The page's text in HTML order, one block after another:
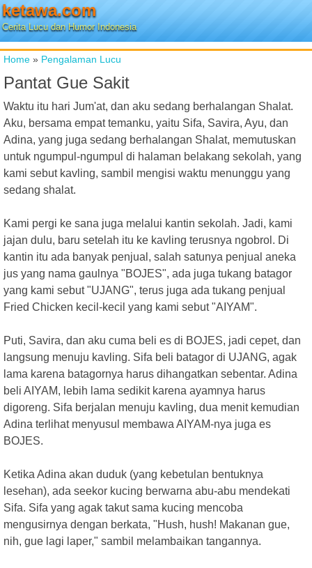
ketawa.com
Cerita Lucu dan Humor Indonesia
Home » Pengalaman Lucu
Pantat Gue Sakit
Waktu itu hari Jum'at, dan aku sedang berhalangan Shalat.
Aku, bersama empat temanku, yaitu Sifa, Savira, Ayu, dan
Adina, yang juga sedang berhalangan Shalat, memutuskan
untuk ngumpul-ngumpul di halaman belakang sekolah, yang
kami sebut kavling, sambil mengisi waktu menunggu yang
sedang shalat.
Kami pergi ke sana juga melalui kantin sekolah. Jadi, kami
jajan dulu, baru setelah itu ke kavling terusnya ngobrol. Di
kantin itu ada banyak penjual, salah satunya penjual aneka
jus yang nama gaulnya "BOJES", ada juga tukang batagor
yang kami sebut "UJANG", terus juga ada tukang penjual
Fried Chicken kecil-kecil yang kami sebut "AIYAM".
Puti, Savira, dan aku cuma beli es di BOJES, jadi cepet, dan
langsung menuju kavling. Sifa beli batagor di UJANG, agak
lama karena batagornya harus dihangatkan sebentar. Adina
beli AIYAM, lebih lama sedikit karena ayamnya harus
digoreng. Sifa berjalan menuju kavling, dua menit kemudian
Adina terlihat menyusul membawa AIYAM-nya juga es
BOJES.
Ketika Adina akan duduk (yang kebetulan bentuknya
lesehan), ada seekor kucing berwarna abu-abu mendekati
Sifa. Sifa yang agak takut sama kucing mencoba
mengusirnya dengan berkata, "Hush, hush! Makanan gue,
nih, gue lagi laper," sambil melambaikan tangannya.